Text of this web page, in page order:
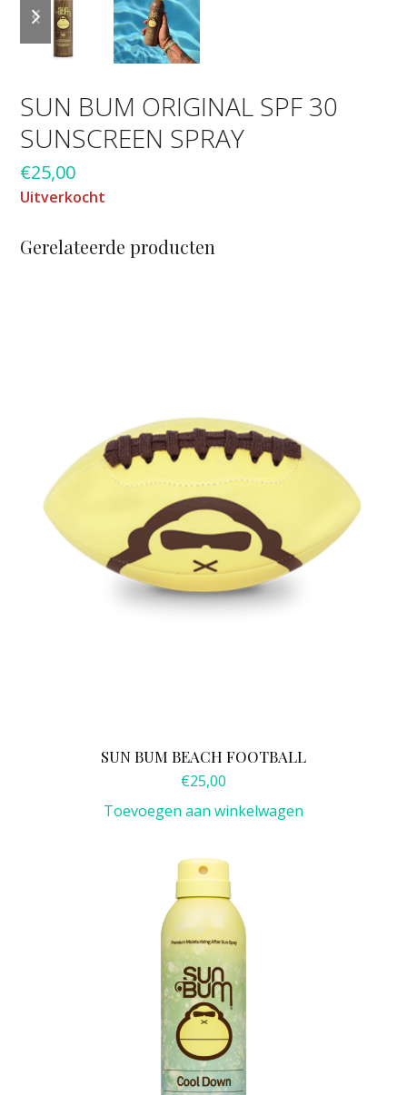
slide
slide
SUN BUM ORIGINAL SPF 30
SUNSCREEN SPRAY
€25,00
Uitverkocht
Gerelateerde producten
SUN BUM BEACH FOOTBALL
€25,00
Toevoegen aan winkelwagen